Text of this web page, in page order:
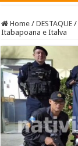
Home / DESTAQUE /
Itabapoana e Italva